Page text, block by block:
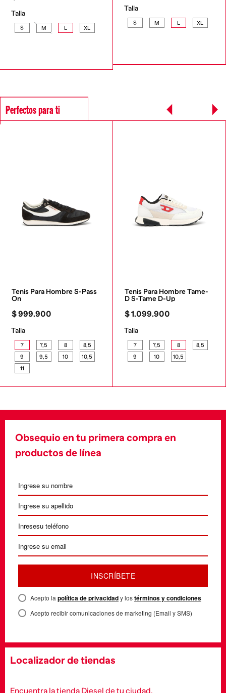
Talla
S M L XL
Talla
S M L XL
Perfectos para ti
Tenis Para Hombre S-Pass
On
$999.900
Talla
7 7,5 8
8,5
9
9,5 10
10,5
11
Tenis Para Hombre Tame-
D S-Tame D-Up
$1.099.900
Talla
7 7,5 8
8,5
9
10 10,5
Obsequio en tu primera compra en
productos de línea
INSCRÍBETE
Acepto la política de privacidady lostérminos y condiciones
Acepto recibir comunicaciones de marketing (Email y SMS)
Localizador de tiendas
Encuentra la tienda Diesel de tu ciudad.